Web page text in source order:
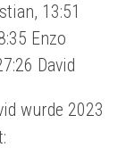
13:51
Enzo
David
wurde 2023